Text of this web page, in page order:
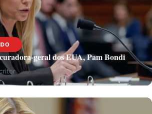
geral dos EUA, Pam Bondi